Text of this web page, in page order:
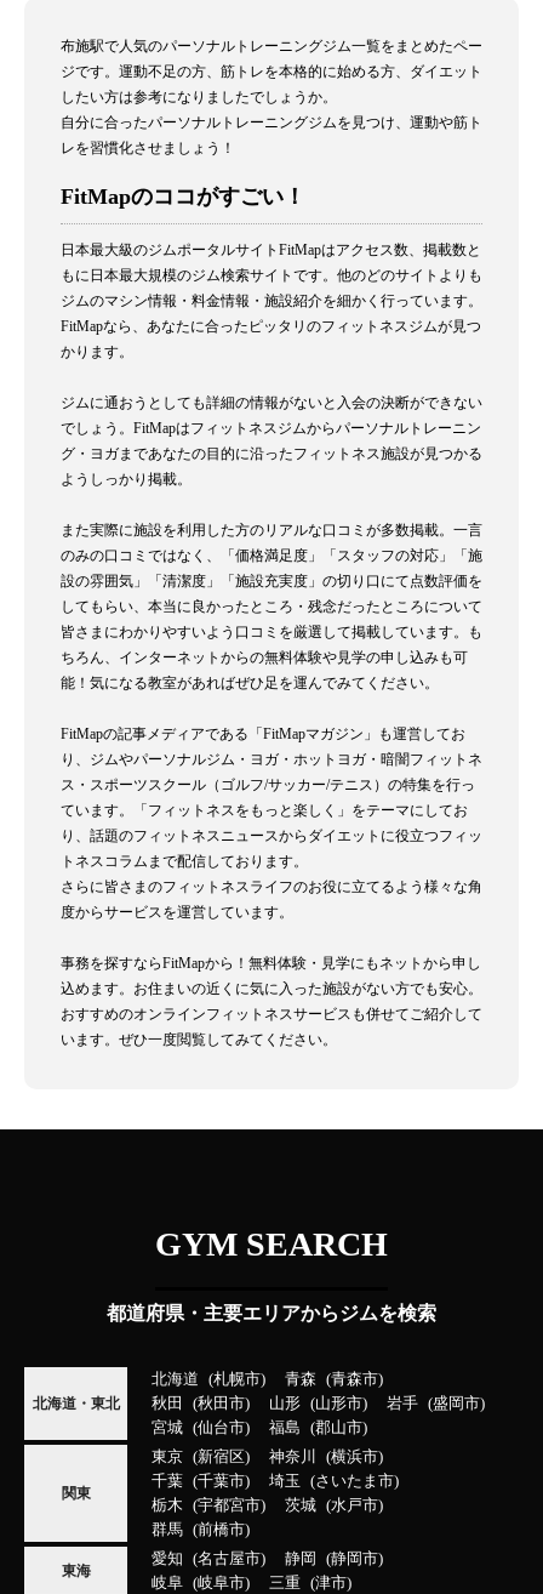
布施駅で人気のパーソナルトレーニングジム一覧をまとめたペー
ジです。運動不足の方、筋トレを本格的に始める方、ダイエット
したい方は参考になりましたでしょうか。
自分に合ったパーソナルトレーニングジムを見つけ、運動や筋ト
レを習慣化させましょう！
FitMapのココがすごい！
日本最大級のジムポータルサイトFitMapはアクセス数、掲載数と
もに日本最大規模のジム検索サイトです。他のどのサイトよりも
ジムのマシン情報・料金情報・施設紹介を細かく行っています。
FitMapなら、あなたに合ったピッタリのフィットネスジムが見つ
かります。
ジムに通おうとしても詳細の情報がないと入会の決断ができない
でしょう。FitMapはフィットネスジムからパーソナルトレーニン
グ・ヨガまであなたの目的に沿ったフィットネス施設が見つかる
ようしっかり掲載。
また実際に施設を利用した方のリアルな口コミが多数掲載。一言
のみの口コミではなく、「価格満足度」「スタッフの対応」「施
設の雰囲気」「清潔度」「施設充実度」の切り口にて点数評価を
してもらい、本当に良かったところ・残念だったところについて
皆さまにわかりやすいよう口コミを厳選して掲載しています。も
ちろん、インターネットからの無料体験や見学の申し込みも可
能！気になる教室があればぜひ足を運んでみてください。
FitMapの記事メディアである「FitMapマガジン」も運営してお
り、ジムやパーソナルジム・ヨガ・ホットヨガ・暗闇フィットネ
ス・スポーツスクール（ゴルフ/サッカー/テニス）の特集を行っ
ています。「フィットネスをもっと楽しく」をテーマにしてお
り、話題のフィットネスニュースからダイエットに役立つフィッ
トネスコラムまで配信しております。
さらに皆さまのフィットネスライフのお役に立てるよう様々な角
度からサービスを運営しています。
事務を探すならFitMapから！無料体験・見学にもネットから申し
込めます。お住まいの近くに気に入った施設がない方でも安心。
おすすめのオンラインフィットネスサービスも併せてご紹介して
います。ぜひ一度閲覧してみてください。
GYM SEARCH
都道府県・主要エリアからジムを検索
北海道・東北
北海道 札幌市 青森
青森市
秋田
秋田市 山形 山形市 岩手
盛岡市
宮城
仙台市 福島 郡山市
関東
東京 新宿区 神奈川
横浜市
千葉
千葉市 埼玉
さいたま市
栃木
宇都宮市 茨城
水戸市
群馬
前橋市
東海
愛知 名古屋市 静岡
静岡市
岐阜
岐阜市 三重 津市